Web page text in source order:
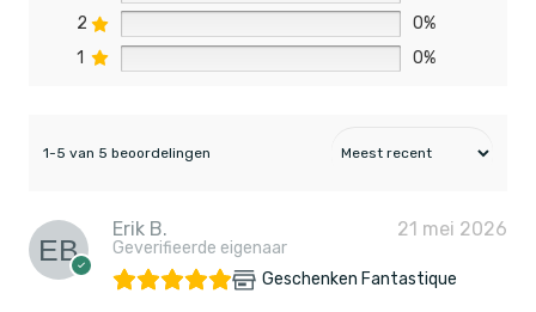
2
0%
1
0%
1-5 van 5 beoordelingen
Erik B.
Geverifieerde eigenaar
21 mei 2026
Geschenken Fantastique